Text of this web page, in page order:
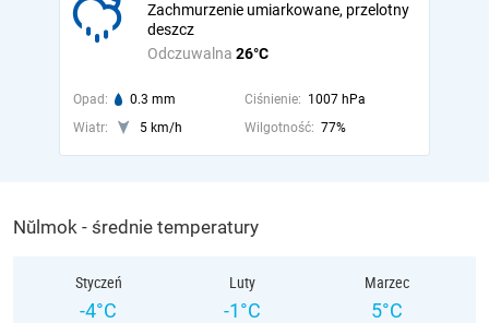
Odczuwalna 26°C
Zachmurzenie umiarkowane, przelotny
deszcz
Opad: 0.3 mm Ciśnienie: 1007 hPa
Wiatr:
5 km/h Wilgotność: 77%
Nŭlmok - średnie temperatury
Styczeń
-4°C
Luty
-1°C
Marzec
5°C